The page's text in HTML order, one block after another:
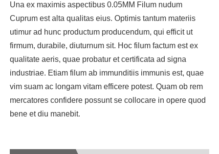
Una ex maximis aspectibus 0.05MM Filum nudum
Cuprum est alta qualitas eius. Optimis tantum materiis
utimur ad hunc productum producendum, qui efficit ut
firmum, durabile, diuturnum sit. Hoc filum factum est ex
qualitate aeris, quae probatur et certificata ad signa
industriae. Etiam filum ab immunditiis immunis est, quae
vim suam ac longam vitam efficere potest. Quam ob rem
mercatores confidere possunt se collocare in opere quod
bene et diu manebit.